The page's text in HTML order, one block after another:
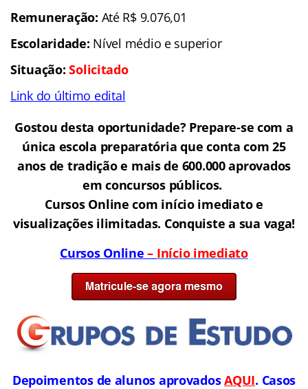
Remuneração: Até R$ 9.076,01
Escolaridade: Nível médio e superior
Situação:Solicitado
Link do último edital
Gostou desta oportunidade? Prepare-se com a
única escola preparatória que conta com 25
anos de tradição e mais de 600.000 aprovados
em concursos públicos.
Cursos Online com início imediato e
visualizações ilimitadas. Conquiste a sua vaga!
Cursos Online – Início imediato
Depoimentos de alunos aprovadosAQUI. Casos